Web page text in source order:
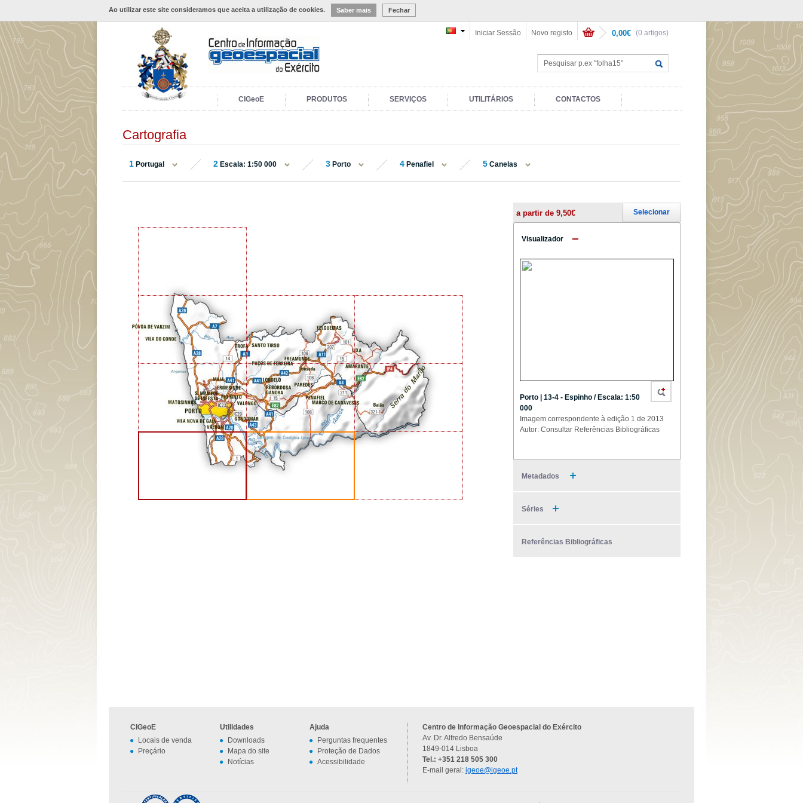
Ao utilizar este site consideramos que aceita a utilização de cookies. Saber mais Fechar
(0 artigos)
0,00€
Novo registo
Iniciar Sessão
CIGeoE PRODUTOS SERVIÇOS UTILITÁRIOS CONTACTOS
Cartografia
1 Portugal 2 Escala: 1:50 000 3 Porto 4 Penafiel 5 Canelas
a partir de 9,50€ Selecionar
Visualizador
Porto | 13-4 - Espinho / Escala: 1:50
000
Imagem correspondente à edição 1 de 2013
Autor: Consultar Referências Bibliográficas
Metadados
Séries
Referências Bibliográficas
CIGeoE
Locais de venda
Preçário
Utilidades
Downloads
Mapa do site
Notícias
Ajuda
Perguntas frequentes
Proteção de Dados
Acessibilidade
Centro de Informação Geoespacial do Exército
Av. Dr. Alfredo Bensaúde
1849-014 Lisboa
Tel.: +351 218 505 300
E-mail geral: igeoe@igeoe.pt